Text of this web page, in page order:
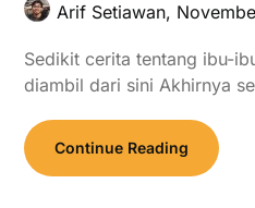
Arif Setiawan,
Sedikit cerita tentang ibu-
diambil dari sini Akhirnya
Continue Reading